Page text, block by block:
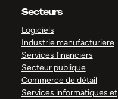
Secteurs
Logiciels
Industrie manufacturiere
Services financiers
Secteur publique
Commerce de détail
Services informatiques et